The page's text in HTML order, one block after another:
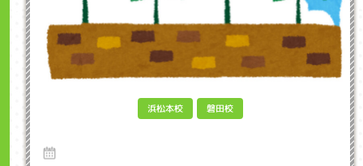
浜松本校 磐田校